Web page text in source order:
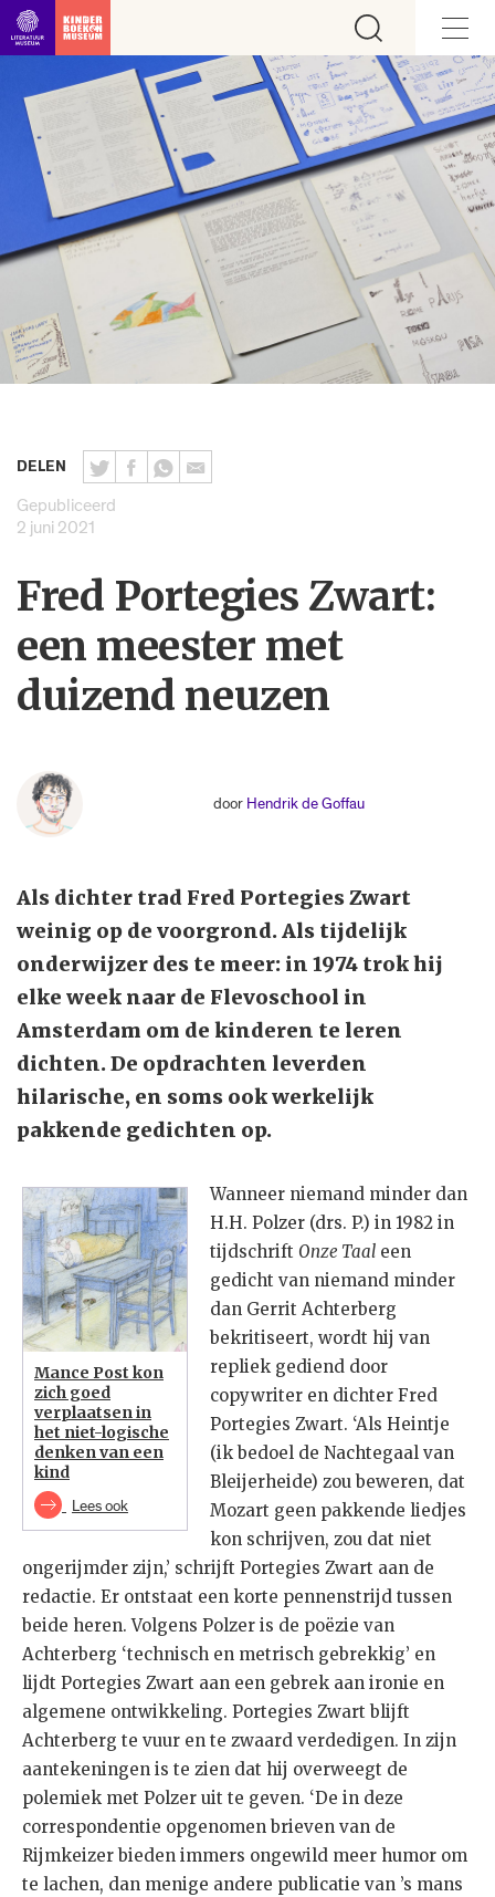
Ga direct naar inhoud
DELEN
Gepubliceerd
2 juni 2021
Fred Portegies Zwart:
een meester met
duizend neuzen
door Hendrik de Goffau
Als dichter trad Fred Portegies Zwart
weinig op de voorgrond. Als tijdelijk
onderwijzer des te meer: in 1974 trok hij
elke week naar de Flevoschool in
Amsterdam om de kinderen te leren
dichten. De opdrachten leverden
hilarische, en soms ook werkelijk
pakkende gedichten op.
Mance Post kon
zich goed
verplaatsen in
het niet-logische
denken van een
kind
Lees ook
Wanneer niemand minder dan
H.H. Polzer (drs. P.) in 1982 in
tijdschrift Onze Taal een
gedicht van niemand minder
dan Gerrit Achterberg
bekritiseert, wordt hij van
repliek gediend door
copywriter en dichter Fred
Portegies Zwart. ‘Als Heintje
(ik bedoel de Nachtegaal van
Bleijerheide) zou beweren, dat
Mozart geen pakkende liedjes
kon schrijven, zou dat niet
ongerijmder zijn,’ schrijft Portegies Zwart aan de
redactie. Er ontstaat een korte pennenstrijd tussen
beide heren. Volgens Polzer is de poëzie van
Achterberg ‘technisch en metrisch gebrekkig’ en
lijdt Portegies Zwart aan een gebrek aan ironie en
algemene ontwikkeling. Portegies Zwart blijft
Achterberg te vuur en te zwaard verdedigen. In zijn
aantekeningen is te zien dat hij overweegt de
polemiek met Polzer uit te geven. ‘De in deze
correspondentie opgenomen brieven van de
Rijmkeizer bieden immers ongewild meer humor om
te lachen, dan menige andere publicatie van ’s mans